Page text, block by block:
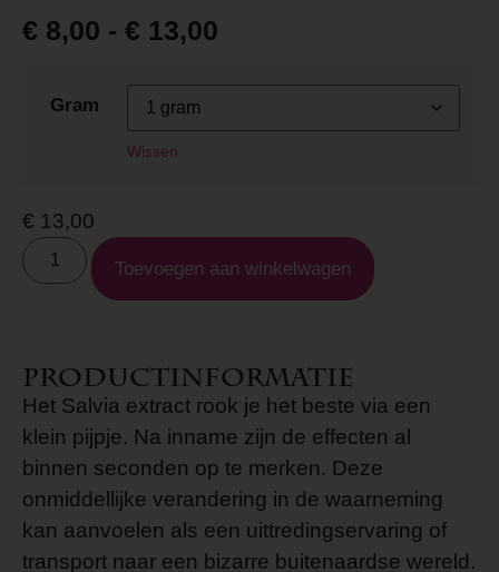
€ 8,00 - € 13,00
Gram
Wissen
€ 13,00
Toevoegen aan winkelwagen
Productinformatie
Het Salvia extract rook je het beste via een
klein pijpje. Na inname zijn de effecten al
binnen seconden op te merken. Deze
onmiddellijke verandering in de waarneming
kan aanvoelen als een uittredingservaring of
transport naar een bizarre buitenaardse wereld.